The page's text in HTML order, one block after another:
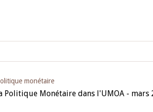
monétaire
Politique Monétaire dans l'UMOA - mars